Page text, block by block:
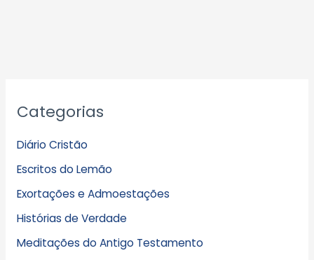
Categorias
Diário Cristão
Escritos do Lemão
Exortações e Admoestações
Histórias de Verdade
Meditações do Antigo Testamento
r
i
v
o
s